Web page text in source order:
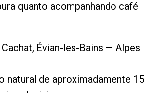
quanto acompanhando café
Cachat, Évian-les-Bains — Alpes
natural de aproximadamente 15